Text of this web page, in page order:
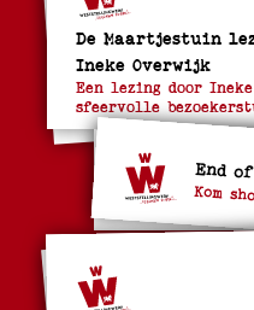
De Maartjestuin
Ineke Overwijk
Een lezing door
sfeervolle
End
Kom